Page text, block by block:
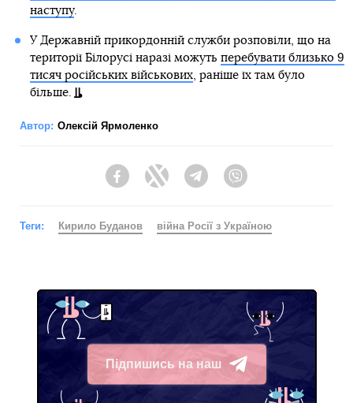
наступу.
У Державній прикордонній служби розповіли, що на
території Білорусі наразі можуть перебувати близько 9
тисяч російських військових, раніше їх там було
більше.
Автор: Олексій Ярмоленко
FacebookTwitter Telegram
Теги: Кирило Буданов війна Росії з Україною
Підпишись на наш
Telegram